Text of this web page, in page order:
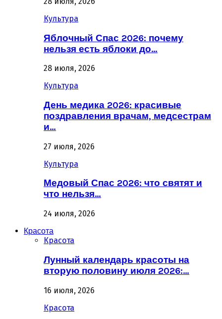
Культура
Яблочный Спас 2026: почему
нельзя есть яблоки до…
28 июля, 2026
Культура
День медика 2026: красивые
поздравления врачам, медсестрам
и…
27 июля, 2026
Культура
Медовый Спас 2026: что святят и
что нельзя…
24 июля, 2026
Красота
Красота
Лунный календарь красоты на
вторую половину июля 2026:…
16 июля, 2026
Красота